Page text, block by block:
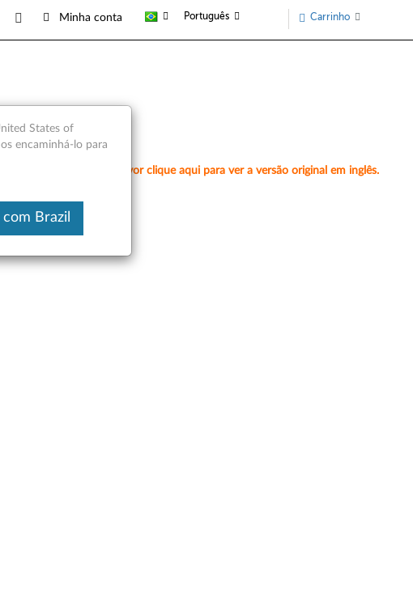
Minha conta Português Carrinho
automaticamente, por favor clique aqui para ver a versão original em inglês.
States of
encaminhá-lo para
com Brazil